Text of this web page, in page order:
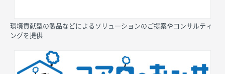
環境貢献型の製品などによるソリューションのご提案やコンサルティ
ングを提供